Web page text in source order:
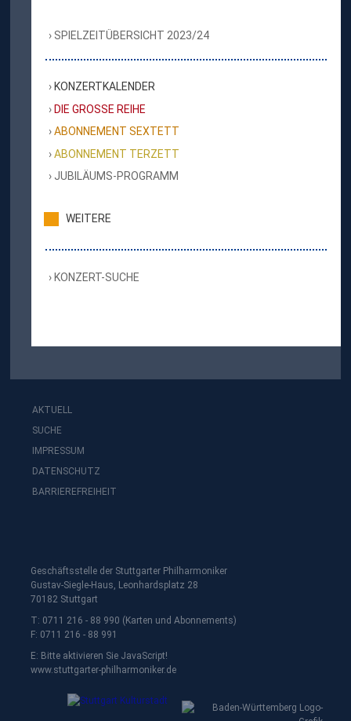
SPIELZEITÜBERSICHT 2023/24
KONZERTKALENDER
DIE GROSSE REIHE
ABONNEMENT SEXTETT
ABONNEMENT TERZETT
JUBILÄUMS-PROGRAMM
WEITERE
KONZERT-SUCHE
AKTUELL
SUCHE
IMPRESSUM
DATENSCHUTZ
BARRIEREFREIHEIT
Geschäftsstelle der Stuttgarter Philharmoniker
Gustav-Siegle-Haus, Leonhardsplatz 28
70182 Stuttgart
T: 0711 216 - 88 990 (Karten und Abonnements)
F: 0711 216 - 88 991
E: Bitte aktivieren Sie JavaScript!
www.stuttgarter-philharmoniker.de